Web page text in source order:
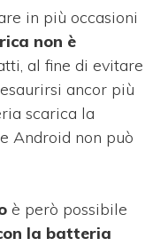
in più occasioni
non è
al fine di evitare
ancor più
scarica la
Android non può
è però possibile
la batteria